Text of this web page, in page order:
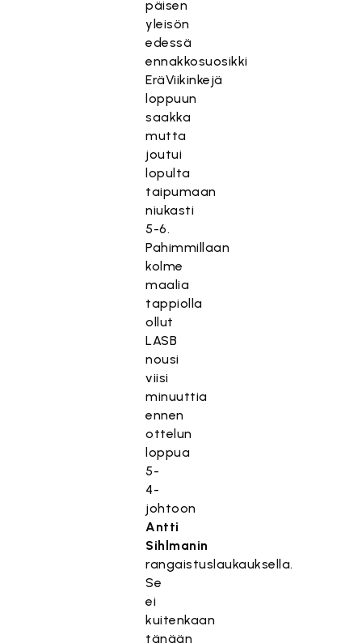
päisen
yleisön
edessä
ennakkosuosikki
EräViikinkejä
loppuun
saakka
mutta
joutui
lopulta
taipumaan
niukasti
5-6.
Pahimmillaan
kolme
maalia
tappiolla
ollut
LASB
nousi
viisi
minuuttia
ennen
ottelun
loppua
5-
4-
johtoon
Antti
Sihlmanin
rangaistuslaukauksella.
Se
ei
kuitenkaan
tänään